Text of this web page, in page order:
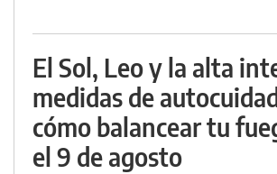
El Sol, Leo y la alta
medidas de
cómo balancear tu
el 9 de agosto